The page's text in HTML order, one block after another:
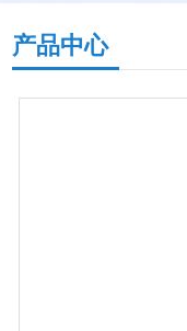
产品中心